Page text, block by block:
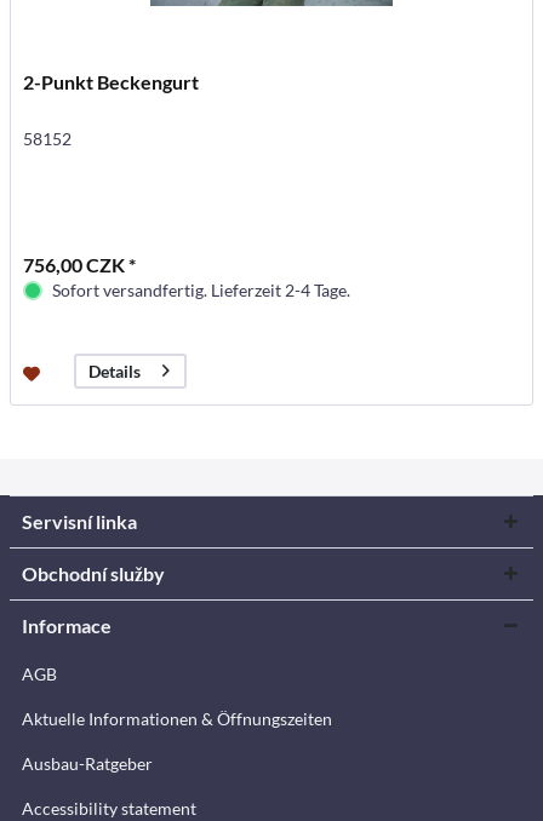
2-Punkt Beckengurt
58152
756,00 CZK *
Sofort versandfertig. Lieferzeit 2-4 Tage.
Details
Servisní linka
Obchodní služby
Informace
AGB
Aktuelle Informationen & Öffnungszeiten
Ausbau-Ratgeber
Accessibility statement